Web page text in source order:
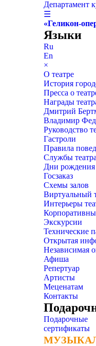
Департамент
☰
«Геликон-
Языки
Ru
En
×
О театре
История
Пресса о
Награды
Дмитрий
Владимир
Руководство
Гастроли
Правила
Службы театра
Дни рождения
Госзаказ
Схемы залов
Виртуальный
Интерьеры
Экскурсии
Технические
Открытая
Независимая
Афиша
Репертуар
Артисты
Меценатам
Контакты
Подарочные
сертификаты